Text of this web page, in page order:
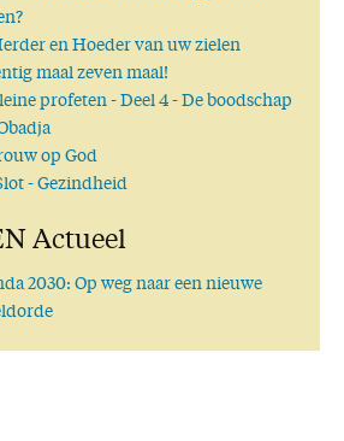
en Hoeder van uw zielen
maal zeven maal!
profeten- Deel 4 - De boodschap
op God
- Gezindheid
Actueel
2030: Op weg naar een nieuwe